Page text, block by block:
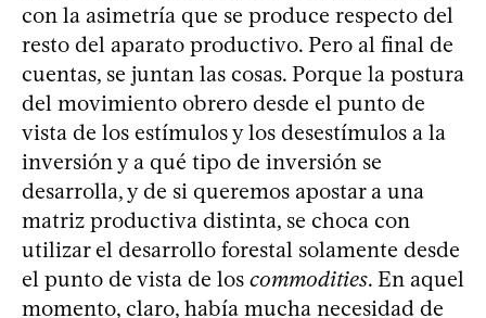
con la asimetría que se produce respecto del
resto del aparato productivo. Pero al final de
cuentas, se juntan las cosas. Porque la postura
del movimiento obrero desde el punto de
vista de los estímulos y los desestímulos a la
inversión y a qué tipo de inversión se
desarrolla, y de si queremos apostar a una
matriz productiva distinta, se choca con
utilizar el desarrollo forestal solamente desde
el punto de vista de los commodities. En aquel
momento, claro, había mucha necesidad de